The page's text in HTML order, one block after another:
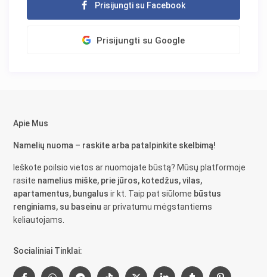
Prisijungti su Facebook
Prisijungti su Google
Apie Mus
Namelių nuoma – raskite arba patalpinkite skelbimą!
Ieškote poilsio vietos ar nuomojate būstą? Mūsų platformoje
rasite namelius miške, prie jūros, kotedžus, vilas,
apartamentus, bungalus ir kt. Taip pat siūlome būstus
renginiams, su baseinu ar privatumu mėgstantiems
keliautojams.
Socialiniai Tinklai: